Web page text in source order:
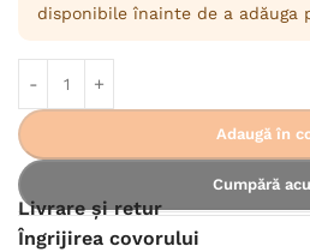
disponibile înainte de a adăuga
Adaugă în
Cumpără
Livrare și retur
Îngrijirea covorului